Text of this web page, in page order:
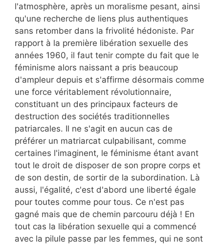
l'atmosphère, après un moralisme pesant, ainsi
qu'une recherche de liens plus authentiques
sans retomber dans la frivolité hédoniste. Par
rapport à la première libération sexuelle des
années 1960, il faut tenir compte du fait que le
féminisme alors naissant a pris beaucoup
d'ampleur depuis et s'affirme désormais comme
une force véritablement révolutionnaire,
constituant un des principaux facteurs de
destruction des sociétés traditionnelles
patriarcales. Il ne s'agit en aucun cas de
préférer un matriarcat culpabilisant, comme
certaines l'imaginent, le féminisme étant avant
tout le droit de disposer de son propre corps et
de son destin, de sortir de la subordination. Là
aussi, l'égalité, c'est d'abord une liberté égale
pour toutes comme pour tous. Ce n'est pas
gagné mais que de chemin parcouru déjà ! En
tout cas la libération sexuelle qui a commencé
avec la pilule passe par les femmes, qui ne sont